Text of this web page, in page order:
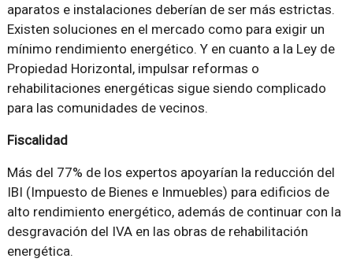
aparatos e instalaciones deberían de ser más estrictas.
Existen soluciones en el mercado como para exigir un
mínimo rendimiento energético. Y en cuanto a la Ley de
Propiedad Horizontal, impulsar reformas o
rehabilitaciones energéticas sigue siendo complicado
para las comunidades de vecinos.
Fiscalidad
Más del 77% de los expertos apoyarían la reducción del
IBI (Impuesto de Bienes e Inmuebles) para edificios de
alto rendimiento energético, además de continuar con la
desgravación del IVA en las obras de rehabilitación
energética.